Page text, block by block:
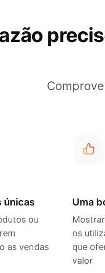
únicas
ou
as vendas
Uma
os
que
valor